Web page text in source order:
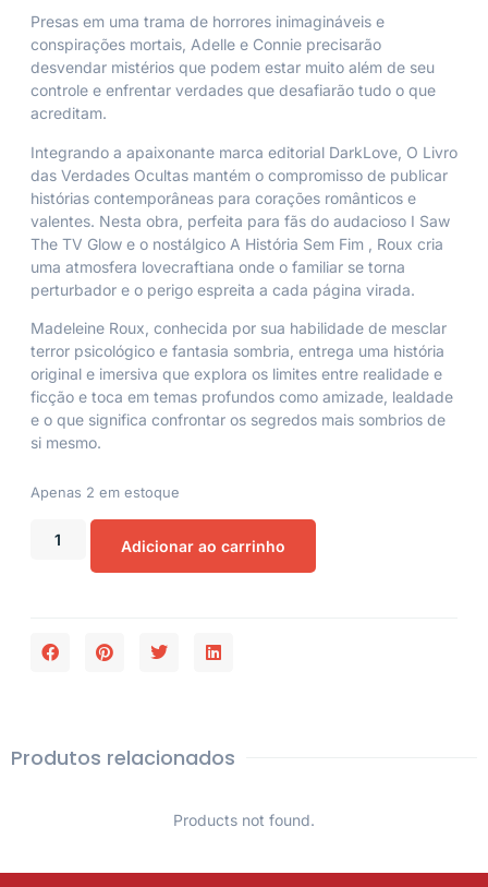
Presas em uma trama de horrores inimagináveis e
conspirações mortais, Adelle e Connie precisarão
desvendar mistérios que podem estar muito além de seu
controle e enfrentar verdades que desafiarão tudo o que
acreditam.
Integrando a apaixonante marca editorial DarkLove, O Livro
das Verdades Ocultas mantém o compromisso de publicar
histórias contemporâneas para corações românticos e
valentes. Nesta obra, perfeita para fãs do audacioso I Saw
The TV Glow e o nostálgico A História Sem Fim , Roux cria
uma atmosfera lovecraftiana onde o familiar se torna
perturbador e o perigo espreita a cada página virada.
Madeleine Roux, conhecida por sua habilidade de mesclar
terror psicológico e fantasia sombria, entrega uma história
original e imersiva que explora os limites entre realidade e
ficção e toca em temas profundos como amizade, lealdade
e o que significa confrontar os segredos mais sombrios de
si mesmo.
Apenas 2 em estoque
Adicionar ao carrinho
Produtos relacionados
Products not found.